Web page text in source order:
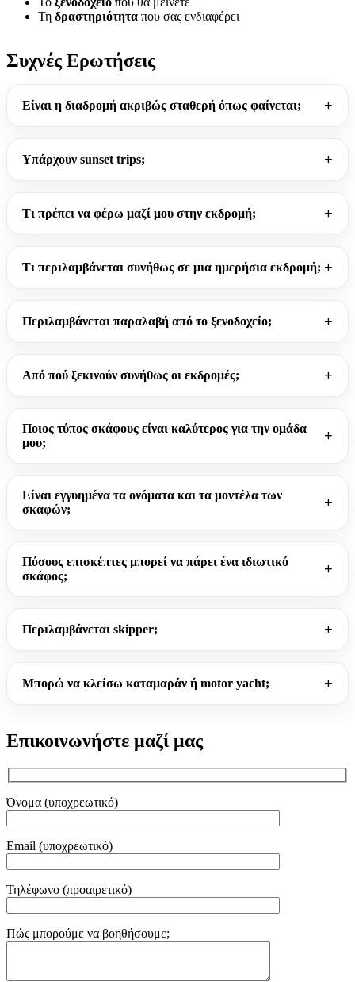
Τη δραστηριότητα που σας ενδιαφέρει
Συχνές Ερωτήσεις
Είναι η διαδρομή ακριβώς σταθερή όπως φαίνεται;
Υπάρχουν sunset trips;
Τι πρέπει να φέρω μαζί μου στην εκδρομή;
Τι περιλαμβάνεται συνήθως σε μια ημερήσια εκδρομή;
Περιλαμβάνεται παραλαβή από το ξενοδοχείο;
Από πού ξεκινούν συνήθως οι εκδρομές;
Ποιος τύπος σκάφους είναι καλύτερος για την ομάδα
μου;
Είναι εγγυημένα τα ονόματα και τα μοντέλα των
σκαφών;
Πόσους επισκέπτες μπορεί να πάρει ένα ιδιωτικό
σκάφος;
Περιλαμβάνεται skipper;
Μπορώ να κλείσω καταμαράν ή motor yacht;
Επικοινωνήστε μαζί μας
Όνομα (υποχρεωτικό)
Email (υποχρεωτικό)
Τηλέφωνο (προαιρετικό)
Gender
Πώς μπορούμε να βοηθήσουμε;